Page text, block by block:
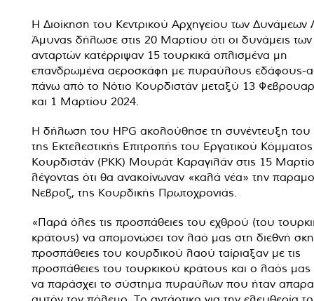
Η Διοίκηση του Κεντρικού Αρχηγείου των Δυνάμεων
Άμυνας δήλωσε στις 20 Μαρτίου ότι οι δυνάμεις των
ανταρτών κατέρριψαν 15 τουρκικά οπλισμένα μη
επανδρωμένα αεροσκάφη με πυραύλους εδάφους-
πάνω από το Νότιο Κουρδιστάν μεταξύ 13
και 1 Μαρτίου 2024.
Η δήλωση του HPG ακολούθησε τη συνέντευξη
της Εκτελεστικής Επιτροπής του Εργατικού
Κουρδιστάν (PKK) Μουράτ Καραγιλάν στις 15
λέγοντας ότι θα ανακοίνωναν «καλά νέα» την
Νεβροζ, της Κουρδικής Πρωτοχρονιάς.
«Παρά όλες τις προσπάθειες του εχθρού (του
κράτους) να απομονώσει τον λαό μας στη διεθνή
προσπάθειες του κουρδικού λαού ταίριαξαν με τις
προσπάθειες του τουρκικού κράτους και ο λαός
να παράσχει το σύστημα πυραύλων που ήταν